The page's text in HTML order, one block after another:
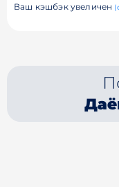
Ваш кэшбэк увеличен